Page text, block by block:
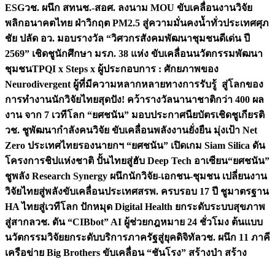
ESGวช. ผนึก สทนช.-สอศ. ลงนาม MOU ขับเคลื่อนงานวิจัย
พลิกอนาคตไทย ฝ่าวิกฤต PM2.5 สู่ความมั่นคงน้ำทั่วประเทศศุภ
ชัย ปลัด อว. มอบรางวัล “วิศวกรสังคมพัฒนาชุมชนดีเด่น ปี
2569” เชิดชูนักศึกษา มรภ. 38 แห่ง ขับเคลื่อนนวัตกรรมพัฒนา
ชุมชนTPQI x Steps x ผู้ประกอบการ : ศักยภาพของ
Neurodivergent ผู้ที่มีความหลากหลายทางการรับรู้ สู่โลกของ
การทำงานนักวิจัยไทยสุดปัง! คว้ารางวัลนานาชาติกว่า 400 ผล
งาน จาก 7 เวทีโลก “ยศชนัน” มอบประกาศนียบัตรเชิดชูเกียรติ
วช. ชูพัฒนากำลังคนวิจัย ขับเคลื่อนพลังงานยั่งยืน มุ่งเป้า Net
Zero ประเทศไทยรองนายกฯ “ยศชนัน” เปิดเกม Siam Silica ดัน
โครงการชิปแห่งชาติ ปั้นไทยสู่ฮับ Deep Tech อาเซียน“ยศชนัน”
ชูพลัง Research Synergy ผนึกนักวิจัย-เอกชน-ชุมชน เปลี่ยนงาน
วิจัยไทยสู่พลังขับเคลื่อนประเทศสรพ. ครบรอบ 17 ปี ชูมาตรฐาน
HA ไทยสู่เวทีโลก ปักหมุด Digital Health ยกระดับระบบสุขภาพ
สู่สากลวช. ดัน “CIBbot” AI ผู้ช่วยกฎหมาย 24 ชั่วโมง ต้นแบบ
นวัตกรรมวิจัยยกระดับบริการภาครัฐสู่ยุคดิจิทัลวช. ผนึก 11 ภาคี
เครือข่าย Big Brothers ขับเคลื่อน “ชันโรง” สร้างป่า สร้าง